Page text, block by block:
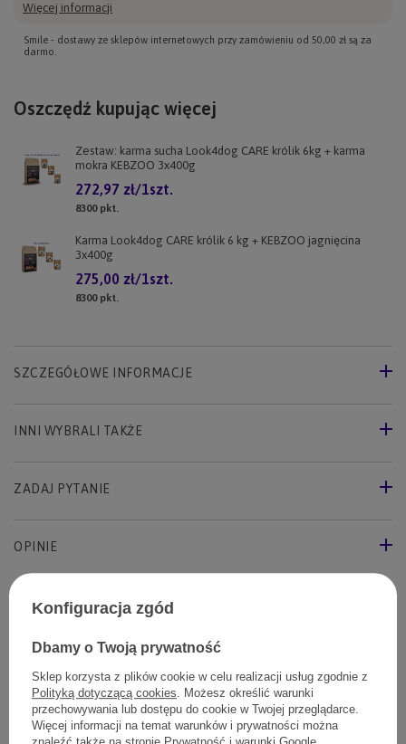
Więcej informacji
Smile - dostawy ze sklepów internetowych przy zamówieniu od 50,00 zł są za
darmo.
Oszczędź kupując więcej
Zestaw: karma sucha Look4dog CARE królik 6kg + karma
mokra KEBZOO 3x400g
272,97 zł/1szt.
8300pkt.
Karma Look4dog CARE królik 6 kg + KEBZOO jagnięcina
3x400g
275,00 zł/1szt.
8300pkt.
SZCZEGÓŁOWE INFORMACJE
INNI WYBRALI TAKŻE
ZADAJ PYTANIE
OPINIE
Polecane
33,00 zł
3300pkt.
Jeleń bez zbóż i kurczaka, idealny smak dla psa
Konfiguracja zgód
Dbamy o Twoją prywatność
Sklep korzysta z plików cookie w celu realizacji usług zgodnie z
Polityką dotyczącą cookies . Możesz określić warunki
przechowywania lub dostępu do cookie w Twojej przeglądarce.
Więcej informacji na temat warunków i prywatności można